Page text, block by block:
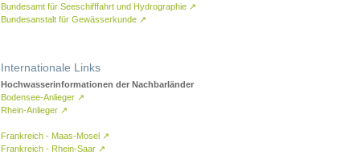
Bundesamt für Seeschifffahrt und Hydrographie ↗
Bundesanstalt für Gewässerkunde ↗
Internationale Links
Hochwasserinformationen der Nachbarländer
Bodensee-Anlieger ↗
Rhein-Anlieger ↗
Frankreich - Maas-Mosel ↗
Frankreich - Rhein-Saar ↗